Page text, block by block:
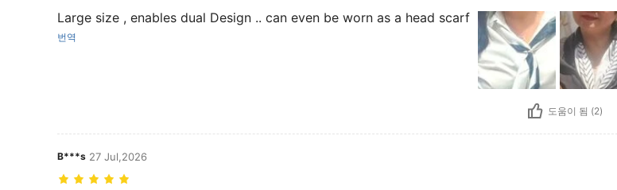
Large size , enables dual Design .. can even be worn as a head scarf
번역
도움이 됨 (2)
B***s 27 Jul,2026